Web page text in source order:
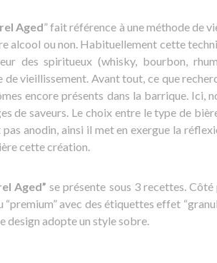
Aged” fait référence à une méthode de
alcool ou non. Habituellement cette
des spiritueux (whisky, bourbon,
vieillissement. Avant tout, ce que
encore présents dans la barrique. Ici,
de saveurs. Le choix entre le type de
pas anodin, ainsi il met en exergue la
cette création.
Aged” se présente sous 3 recettes.
“premium” avec des étiquettes effet
design adopte un style sobre.